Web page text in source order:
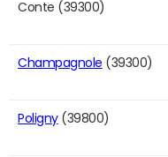
Conte (39300)
Champagnole (39300)
Poligny(39800)